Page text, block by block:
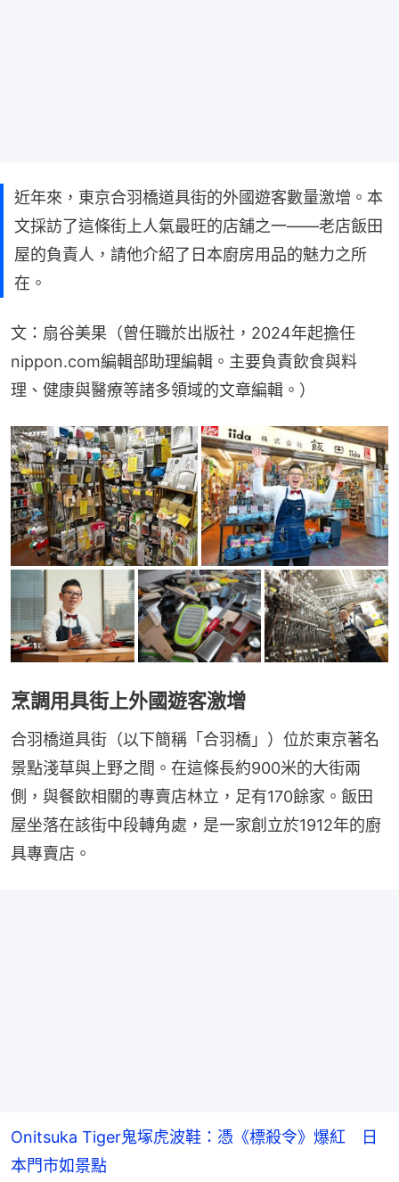
近年來，東京合羽橋道具街的外國遊客數量激增。本
文採訪了這條街上人氣最旺的店舖之一——老店飯田
屋的負責人，請他介紹了日本廚房用品的魅力之所
在。
文：扇谷美果（曾任職於出版社，2024年起擔任
nippon.com編輯部助理編輯。主要負責飲食與料
理、健康與醫療等諸多領域的文章編輯。）
烹調用具街上外國遊客激增
合羽橋道具街（以下簡稱「合羽橋」）位於東京著名
景點淺草與上野之間。在這條長約900米的大街兩
側，與餐飲相關的專賣店林立，足有170餘家。飯田
屋坐落在該街中段轉角處，是一家創立於1912年的廚
具專賣店。
Onitsuka Tiger鬼塚虎波鞋：憑《標殺令》爆紅 日
本門市如景點